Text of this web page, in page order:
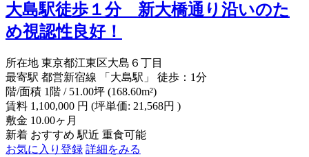
大島駅徒歩１分 新大橋通り沿いのた
め視認性良好！
所在地 東京都江東区大島６丁目
最寄駅 都営新宿線 「大島駅」 徒歩：1分
階/面積 1階 / 51.00坪 (168.60m²)
賃料 1,100,000 円 (坪単価: 21,568円 )
敷金 10.00ヶ月
新着 おすすめ 駅近 重食可能
お気に入り登録 詳細をみる